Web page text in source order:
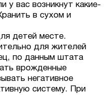
у вас возникнут какие-
в сухом и
детей месте.
для жителей
по данным штата
врожденные
негативное
систему. При